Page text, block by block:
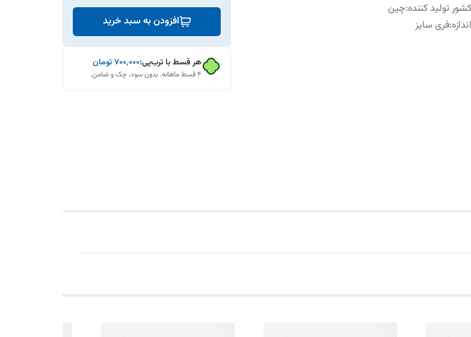
کشور تولید کننده:چین
اندازه:فری سایز افزودن به سبد خرید
هر قسط با ترب‌پی:۷۰۰٬۰۰۰تومان
۴ قسط ماهانه. بدون سود، چک و ضامن.